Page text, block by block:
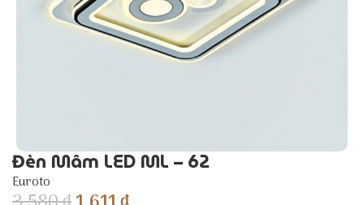
Đèn Mâm LED ML – 62
Euroto